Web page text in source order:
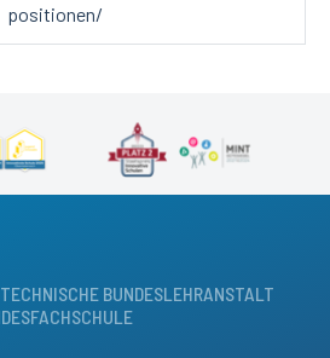
positionen/
BUNDESLEHRANSTALT